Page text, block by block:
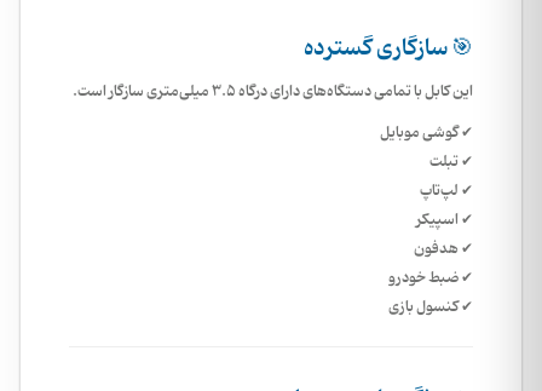
🎯 سازگاری گسترده
این کابل با تمامی دستگاه‌های دارای درگاه 3.5 میلی‌متری سازگار است.
✔ گوشی موبایل
✔ تبلت
✔ لپ‌تاپ
✔ اسپیکر
✔ هدفون
✔ ضبط خودرو
✔ کنسول بازی